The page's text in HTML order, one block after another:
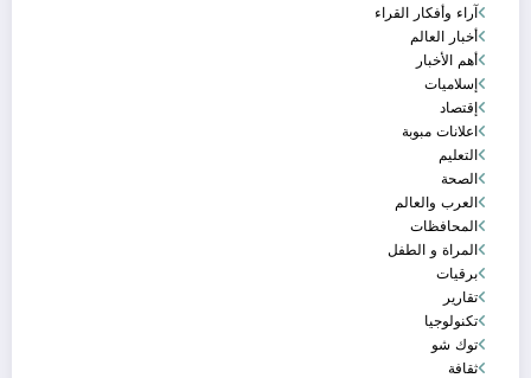
آراء وأفكار القراء
أخبار العالم
أهم الأخبار
إسلاميات
إقتصاد
اعلانات مبوبة
التعليم
الصحة
العرب والعالم
المحافظات
المراة و الطفل
برقيات
تقارير
تكنولوجيا
توك شو
ثقافة